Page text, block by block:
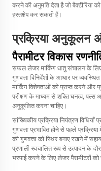
करने की अनुमति देता है जो बैक्टीरिया
हस्तक्षेप कर सकती हैं।
प्रक्रिया अनुकूलन
पैरामीटर विकास
सफल लेजर मार्किंग धातु संचालन के
गुणवत्ता विनिर्देशों के आधार पर
मार्किंग विशेषताओं को प्राप्त करने और
परीक्षण के माध्यम से शक्ति घनत्व,
अनुकूलित करना चाहिए।
सांख्यिकीय प्रक्रिया नियंत्रण विधियाँ
गुणवत्ता प्रभावित होने से पहले
की गुणवत्ता को स्थिर बनाए रखने में
प्रणाली स्वचालित रूप से उत्पादन के
भरपाई करने के लिए लेजर पैरामीटरों